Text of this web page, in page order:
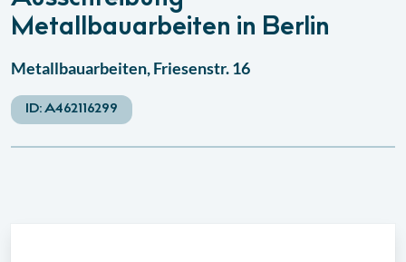
Metallbauarbeiten in Berlin
Metallbauarbeiten, Friesenstr. 16
ID:A462116299